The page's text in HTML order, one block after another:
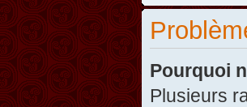
Pourquoi
Plusieurs